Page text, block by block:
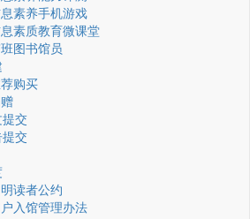
素养手机游戏
素质教育微课堂
图书馆员
购买
交
交
读者公约
入馆管理办法